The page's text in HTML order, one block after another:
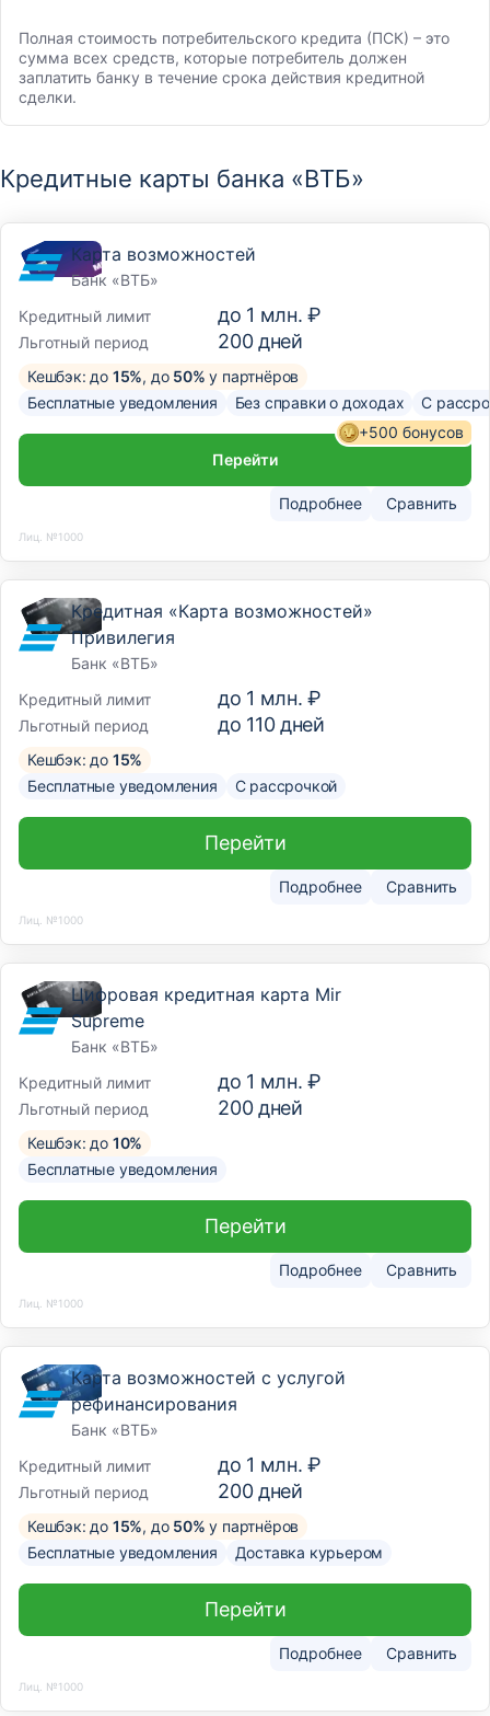
Полная стоимость потребительского кредита (ПСК) – это
сумма всех средств, которые потребитель должен
заплатить банку в течение срока действия кредитной
сделки.
Кредитные карты банка «ВТБ»
Карта возможностей
Банк «ВТБ»
Кредитный лимит
до 1 млн. ₽
Льготный период 200дней
Кешбэк: до 15%, до 50% у партнёров
Бесплатные уведомления
Без справки о доходах С
Подробнее Сравнить
+500 бонусов
Перейти
Лиц. №1000
Кредитная «Карта возможностей»
Привилегия
Банк «ВТБ»
Кредитный лимит
до 1 млн. ₽
Льготный период до 110дней
Кешбэк: до 15%
Бесплатные уведомления
С рассрочкой
Подробнее Сравнить
Перейти
Лиц. №1000
Цифровая кредитная карта Mir
Supreme
Банк «ВТБ»
Кредитный лимит
до 1 млн. ₽
Льготный период 200дней
Кешбэк: до 10%
Бесплатные уведомления
Подробнее Сравнить
Перейти
Лиц. №1000
Карта возможностей с услугой
рефинансирования
Банк «ВТБ»
Кредитный лимит
до 1 млн. ₽
Льготный период 200дней
Кешбэк: до 15%, до 50% у партнёров
Бесплатные уведомления
Доставка курьером
Подробнее Сравнить
Перейти
Лиц. №1000